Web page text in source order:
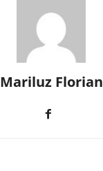
Mariluz Florian